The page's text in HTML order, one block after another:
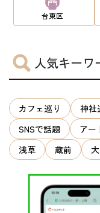
台東区
人気キーワ
カフェ巡り 神社
SNSで話題
アー
浅草
蔵前